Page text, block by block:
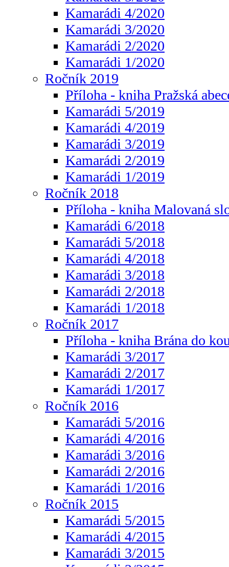
Kamarádi 4/2020
Kamarádi 3/2020
Kamarádi 2/2020
Kamarádi 1/2020
Ročník 2019
Příloha - kniha Pražská
Kamarádi 5/2019
Kamarádi 4/2019
Kamarádi 3/2019
Kamarádi 2/2019
Kamarádi 1/2019
Ročník 2018
Příloha - kniha Malovaná
Kamarádi 6/2018
Kamarádi 5/2018
Kamarádi 4/2018
Kamarádi 3/2018
Kamarádi 2/2018
Kamarádi 1/2018
Ročník 2017
Příloha - kniha Brána do
Kamarádi 3/2017
Kamarádi 2/2017
Kamarádi 1/2017
Ročník 2016
Kamarádi 5/2016
Kamarádi 4/2016
Kamarádi 3/2016
Kamarádi 2/2016
Kamarádi 1/2016
Ročník 2015
Kamarádi 5/2015
Kamarádi 4/2015
Kamarádi 3/2015